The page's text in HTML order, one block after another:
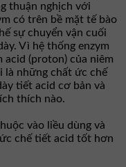
thuận nghịch với
có trên bề mặt tế bào
sự chuyển vận cuối
Vì hệ thống enzym
acid (proton) của niêm
là những chất ức chế
tiết acid cơ bản và
thích nào.
vào liều dùng và
chế tiết acid tốt hơn